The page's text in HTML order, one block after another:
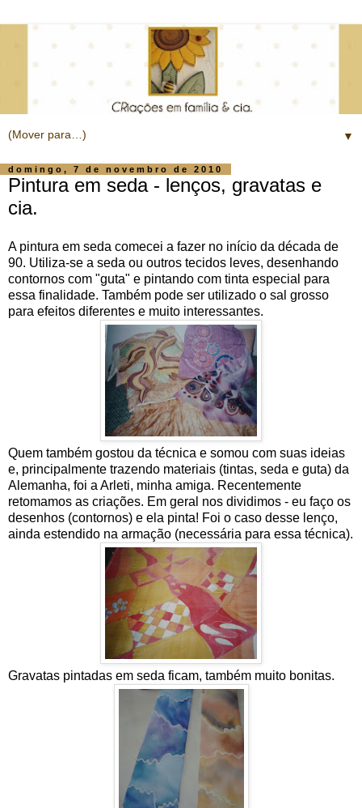
▼
domingo, 7 de novembro de 2010
Pintura em seda - lenços, gravatas e
cia.
A pintura em seda comecei a fazer no início da década de
90. Utiliza-se a seda ou outros tecidos leves, desenhando
contornos com "guta" e pintando com tinta especial para
essa finalidade. Também pode ser utilizado o sal grosso
para efeitos diferentes e muito interessantes.
Quem também gostou da técnica e somou com suas ideias
e, principalmente trazendo materiais (tintas, seda e guta) da
Alemanha, foi a Arleti, minha amiga. Recentemente
retomamos as criações. Em geral nos dividimos - eu faço os
desenhos (contornos) e ela pinta! Foi o caso desse lenço,
ainda estendido na armação (necessária para essa técnica).
Gravatas pintadas em seda ficam, também muito bonitas.